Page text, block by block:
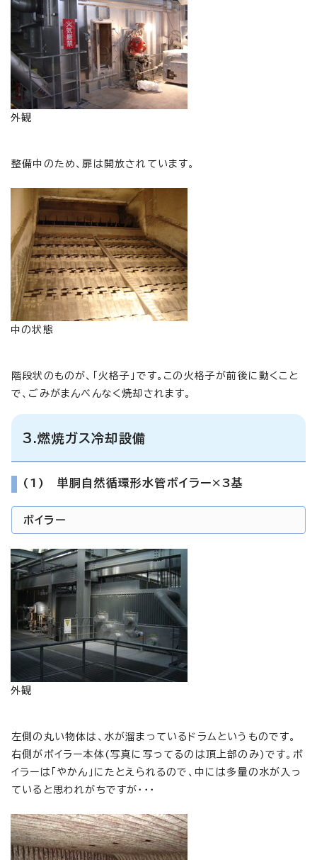
外観
整備中のため、扉は開放されています。
中の状態
階段状のものが、「火格子」です。この火格子が前後に動くこと
で、ごみがまんべんなく焼却されます。
3.燃焼ガス冷却設備
(1) 単胴自然循環形水管ボイラー×3基
ボイラー
外観
左側の丸い物体は、水が溜まっているドラムというものです。
右側がボイラー本体(写真に写ってるのは頂上部のみ)です。ボ
イラーは「やかん」にたとえられるので、中には多量の水が入っ
ていると思われがちですが・・・